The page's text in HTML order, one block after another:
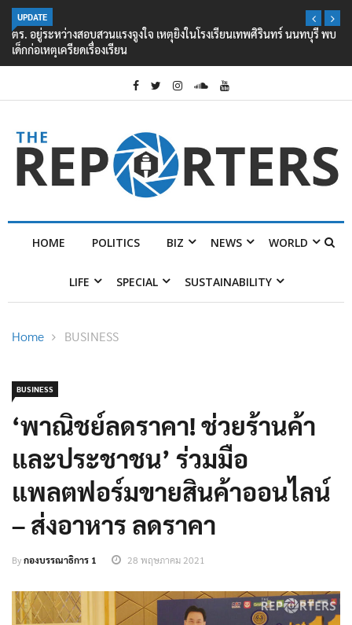
UPDATE
ตร. อยู่ระหว่างสอบสวนแรงจูงใจ เหตุยิงในโรงเรียนเทพศิรินทร์ นนทบุรี พบ
เด็กก่อเหตุเครียดเรื่องเรียน
HOME POLITICS BIZ NEWS WORLD
LIFE SPECIAL SUSTAINABILITY
Home BUSINESS
BUSINESS
‘พาณิชย์ลดราคา! ช่วยร้านค้า
และประชาชน’ ร่วมมือ
แพลตฟอร์มขายสินค้าออนไลน์
– ส่งอาหาร ลดราคา
Byกองบรรณาธิการ 1 28 พฤษภาคม 2021